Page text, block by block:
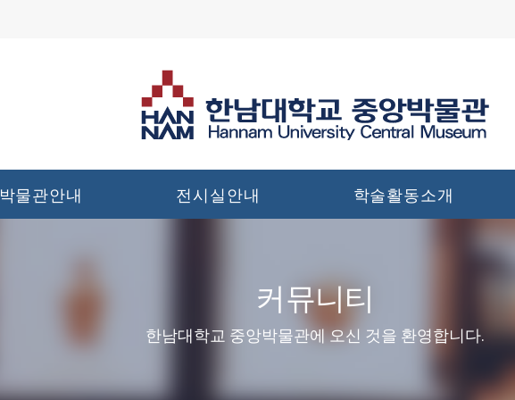
박물관안내 전시실안내 학술활동소개
커뮤니티
한남대학교 중앙박물관에 오신 것을 환영합니다.